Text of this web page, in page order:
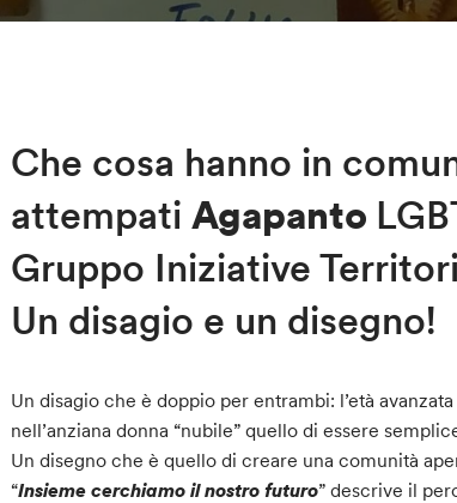
Che cosa hanno in
attempatiAgapanto
Gruppo Iniziative
Un disagio e un disegno!
Un disagio che è doppio per entrambi: l’età
nell’anziana donna “nubile” quello di essere
Un disegno che è quello di creare una comunità
“Insieme cerchiamo il nostro futuro” descrive il